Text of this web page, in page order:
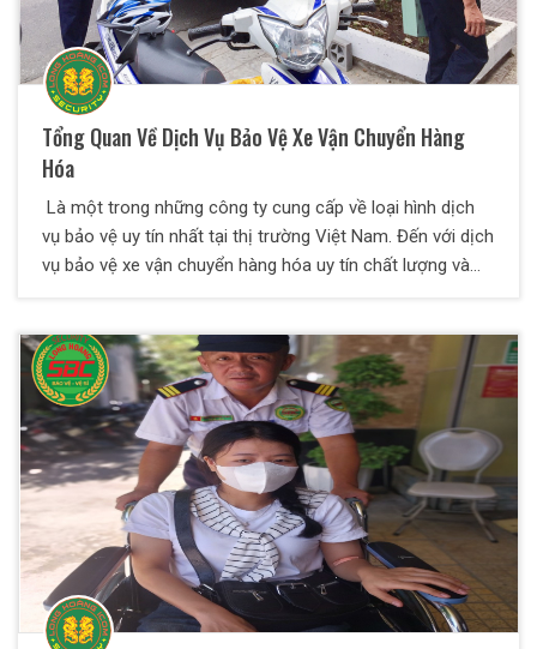
Tổng Quan Về Dịch Vụ Bảo Vệ Xe Vận Chuyển Hàng
Hóa
Là một trong những công ty cung cấp về loại hình dịch
vụ bảo vệ uy tín nhất tại thị trường Việt Nam. Đến với dịch
vụ bảo vệ xe vận chuyển hàng hóa uy tín chất lượng và
giúp phòng tránh mọi rủi ro xảy ra trong quá trình vận
chuyển hàng hóa và đảm bảo được độ an toàn cho hàng
hóa có giá trị cao cho khách hàng.